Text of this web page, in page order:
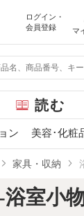
ログイン・
会員登録
マ
読む
ン 美容･化粧
家具・収納
室小